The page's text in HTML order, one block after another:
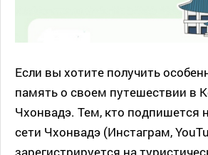
Если вы хотите получить
память о своем путешествии в
Чхонвадэ. Тем, кто подпишется
сети Чхонвадэ (Инстаграм,
зарегистрируется на